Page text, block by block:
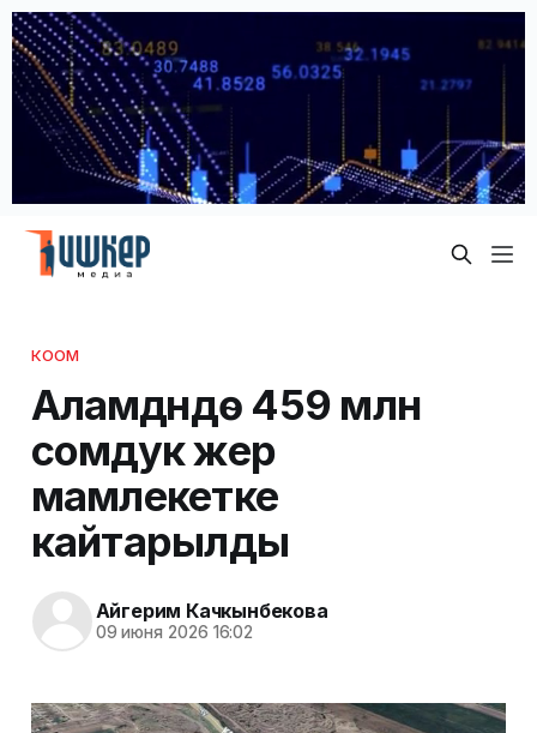
КООМ
Аламүдүндө 459 млн
сомдук жер
мамлекетке
кайтарылды
Айгерим Качкынбекова
09 июня 2026 16:02